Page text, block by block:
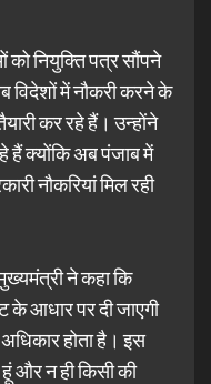
को नियुक्ति पत्र सौंपने
विदेशों में नौकरी करने के
कर रहे हैं। उन्होंने
हैं क्योंकि अब पंजाब में
नौकरियां मिल रही
मुख्यमंत्री ने कहा कि
आधार पर दी जाएगी
होता है। इस
और न ही किसी की